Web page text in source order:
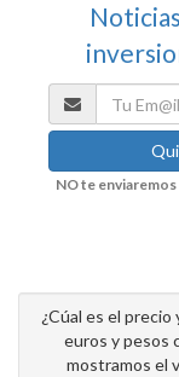
NO te enviaremos
¿Cúal es el
euros y pesos
mostramos el